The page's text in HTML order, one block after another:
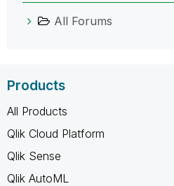
All Forums
Products
All Products
Qlik Cloud Platform
Qlik Sense
Qlik AutoML